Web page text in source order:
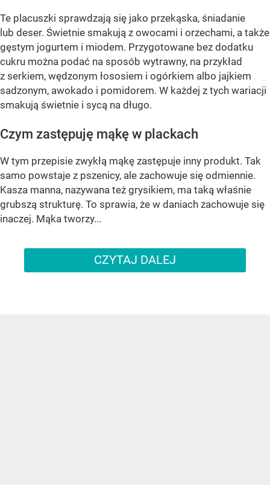
Te placuszki sprawdzają się jako przekąska, śniadanie
lub deser. Świetnie smakują z owocami i orzechami, a także
gęstym jogurtem i miodem. Przygotowane bez dodatku
cukru można podać na sposób wytrawny, na przykład
z serkiem, wędzonym łososiem i ogórkiem albo jajkiem
sadzonym, awokado i pomidorem. W każdej z tych wariacji
smakują świetnie i sycą na długo.
Czym zastępuję mąkę w plackach
W tym przepisie zwykłą mąkę zastępuje inny produkt. Tak
samo powstaje z pszenicy, ale zachowuje się odmiennie.
Kasza manna, nazywana też grysikiem, ma taką właśnie
grubszą strukturę. To sprawia, że w daniach zachowuje się
inaczej. Mąka tworzy...
CZYTAJ DALEJ